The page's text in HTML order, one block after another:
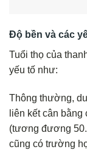
Độ bền và các
Tuổi thọ của
yếu tố như:
Thông thường,
liên kết cân
(tương đương
cũng có trường